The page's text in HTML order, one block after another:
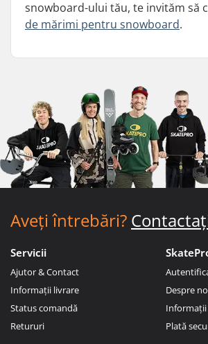
snowboard-ului tău, te invităm să
de mărimi pentru snowboard.
Aveți întrebări?
Servicii
Ajutor & Contact
Informații livrare
Status comandă
Retururi
Despre
Informații
Plată